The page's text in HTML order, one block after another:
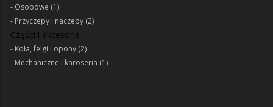
Osobowe (1)
Przyczepy i naczepy (2)
Części i akcesoria
Koła, felgi i opony (2)
Mechaniczne i karoseria (1)